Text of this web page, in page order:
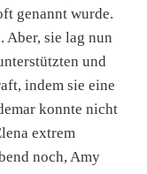
genannt wurde.
Aber, sie lag nun
und
indem sie eine
konnte nicht
extrem
noch, Amy